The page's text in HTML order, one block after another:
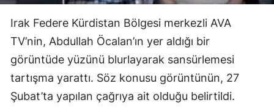
Irak Federe Kürdistan Bölgesi merkezli AVA
TV’nin, Abdullah Öcalan’ın yer aldığı bir
görüntüde yüzünü blurlayarak sansürlemesi
tartışma yarattı. Söz konusu görüntünün, 27
Şubat’ta yapılan çağrıya ait olduğu belirtildi.